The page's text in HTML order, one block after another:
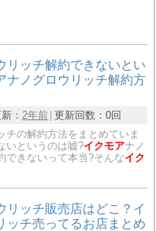
リッチ解約できないとい
ナノグロウリッチ解約方
： 2年前 更新回数： 0回
チの解約方法をまとめていま
いというのは嘘?イクモアナノ
できないって本当?そんなイク
リッチ販売店はどこ？イ
ッチ売ってるお店まとめ